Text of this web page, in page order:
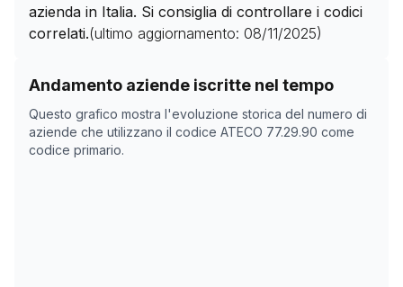
azienda in Italia. Si consiglia di controllare i codici
correlati.(ultimo aggiornamento: 08/11/2025)
Andamento aziende iscritte nel tempo
Questo grafico mostra l'evoluzione storica del numero di
aziende che utilizzano il codice ATECO 77.29.90 come
codice primario.
Storico numero di aziende con codice ATECO
Data rilevazione
01/04/2025
0
16/05/2025